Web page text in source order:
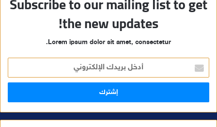
the new updates!
Lorem ipsum dolor sit amet, consectetur.
خ
ل
ر